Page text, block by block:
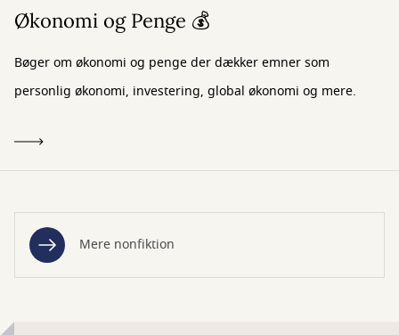
Økonomi og Penge 💰
Bøger om økonomi og penge der dækker emner som
personlig økonomi, investering, global økonomi og mere.
Mere nonfiktion